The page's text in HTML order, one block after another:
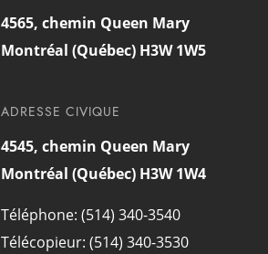
4565, chemin Queen Mary
Montréal (Québec) H3W 1W5
ADRESSE CIVIQUE
4545, chemin Queen Mary
Montréal (Québec) H3W 1W4
Téléphone: (514) 340-3540
Télécopieur: (514) 340-3530